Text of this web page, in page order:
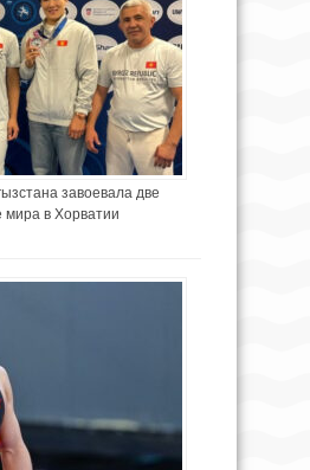
завоевала две
в Хорватии